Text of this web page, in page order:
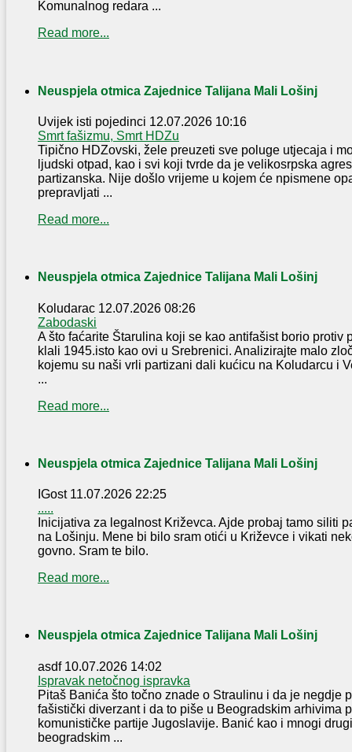
Komunalnog redara ...
Read more...
Neuspjela otmica Zajednice Talijana Mali Lošinj
Uvijek isti pojedinci 12.07.2026 10:16
Smrt fašizmu, Smrt HDZu
Tipično HDZovski, žele preuzeti sve poluge utjecaja i
ljudski otpad, kao i svi koji tvrde da je velikosrpska
partizanska. Nije došlo vrijeme u kojem će npismene
prepravljati ...
Read more...
Neuspjela otmica Zajednice Talijana Mali Lošinj
Koludarac 12.07.2026 08:26
Zabodaski
A što faćarite Štarulina koji se kao antifašist borio protiv
klali 1945.isto kao ovi u Srebrenici. Analizirajte malo
kojemu su naši vrli partizani dali kućicu na Koludarcu i
...
Read more...
Neuspjela otmica Zajednice Talijana Mali Lošinj
IGost 11.07.2026 22:25
.....
Inicijativa za legalnost Križevca. Ajde probaj tamo siliti
na Lošinju. Mene bi bilo sram otići u Križevce i vikati
govno. Sram te bilo.
Read more...
Neuspjela otmica Zajednice Talijana Mali Lošinj
asdf 10.07.2026 14:02
Ispravak netočnog ispravka
Pitaš Banića što točno znade o Straulinu i da je negdje
fašistički diverzant i da to piše u Beogradskim arhivima
komunističke partije Jugoslavije. Banić kao i mnogi
beogradskim ...